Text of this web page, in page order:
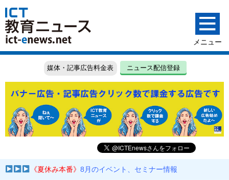
媒体・記事広告料金表 ニュース配信登録
《夏休み本番》8月のイベント、セミナー情報